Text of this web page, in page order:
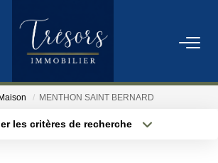
Maison MENTHON SAINT BERNARD
les critères de recherche